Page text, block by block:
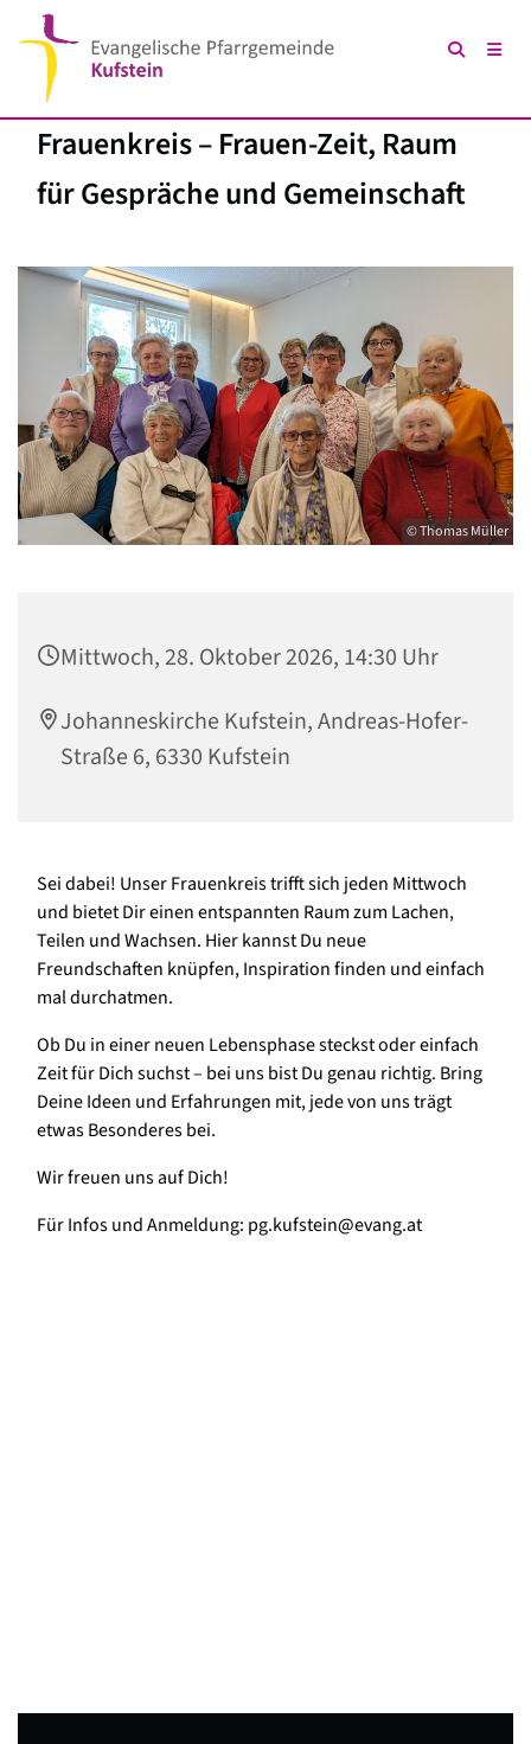
Frauenkreis – Frauen-Zeit, Raum
für Gespräche und Gemeinschaft
© Thomas Müller
Mittwoch, 28. Oktober 2026, 14:30 Uhr
Johanneskirche Kufstein, Andreas-Hofer-
Straße 6, 6330 Kufstein
Sei dabei! Unser Frauenkreis trifft sich jeden Mittwoch
und bietet Dir einen entspannten Raum zum Lachen,
Teilen und Wachsen. Hier kannst Du neue
Freundschaften knüpfen, Inspiration finden und einfach
mal durchatmen.
Ob Du in einer neuen Lebensphase steckst oder einfach
Zeit für Dich suchst – bei uns bist Du genau richtig. Bring
Deine Ideen und Erfahrungen mit, jede von uns trägt
etwas Besonderes bei.
Wir freuen uns auf Dich!
Für Infos und Anmeldung: pg.kufstein@evang.at